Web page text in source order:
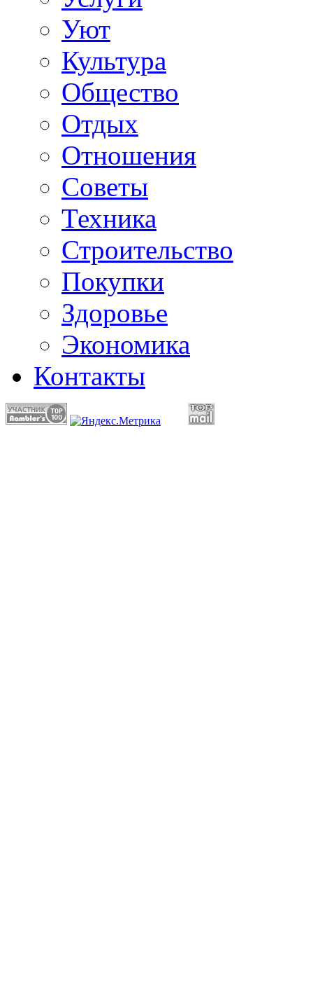
Уют
Культура
Общество
Отдых
Отношения
Советы
Техника
Строительство
Покупки
Здоровье
Экономика
Контакты